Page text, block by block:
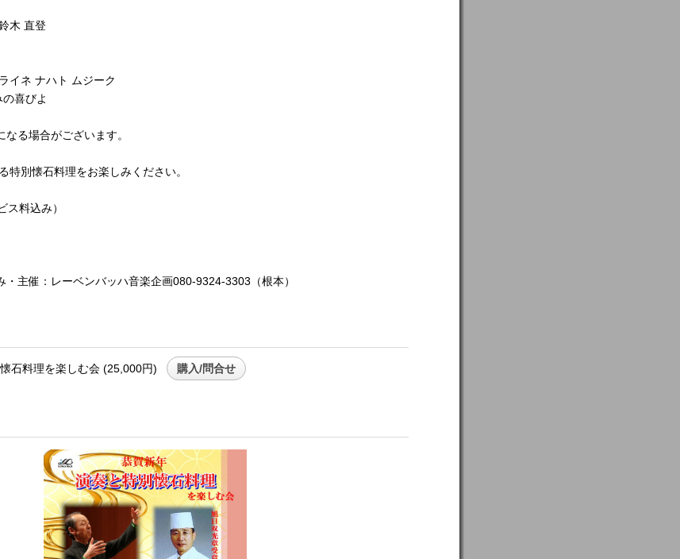
木 直登
イネ ナハト ムジーク
喜びよ
る場合がございます。
特別懐石料理をお楽しみください。
ス料込み）
・主催：レーベンバッハ音楽企画080-9324-3303（根本）
石料理を楽しむ会 (25,000円) 購入/問合せ